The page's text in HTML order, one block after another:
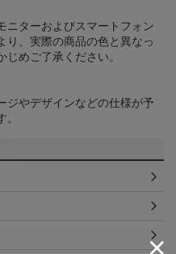
ニターおよびスマートフォン
り、実際の商品の色と異なっ
めご了承ください。
ジやデザインなどの仕様が予